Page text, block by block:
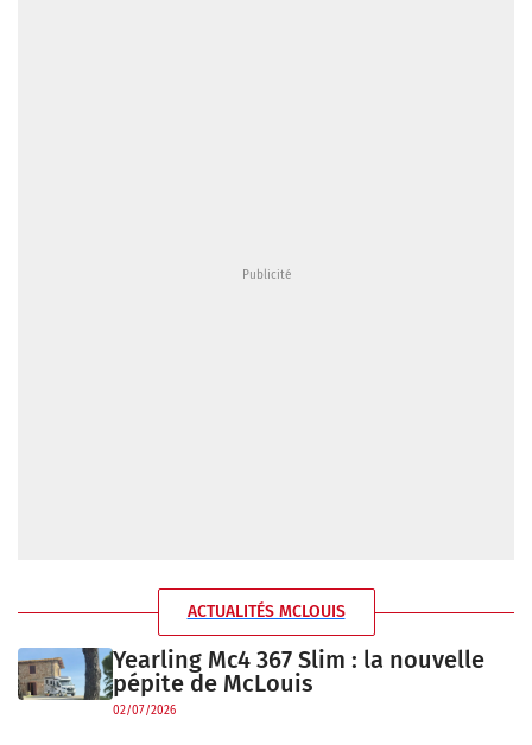
ACTUALITÉS MCLOUIS
Yearling Mc4 367 Slim : la nouvelle
pépite de McLouis
02/07/2026